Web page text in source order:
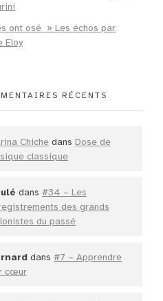
ont osé » Les échos par
Eloy
RÉCENTS
Chiche dans Dose de
classique
dans #34 – Les
des grands
du passé
dans #7 – Apprendre
cœur